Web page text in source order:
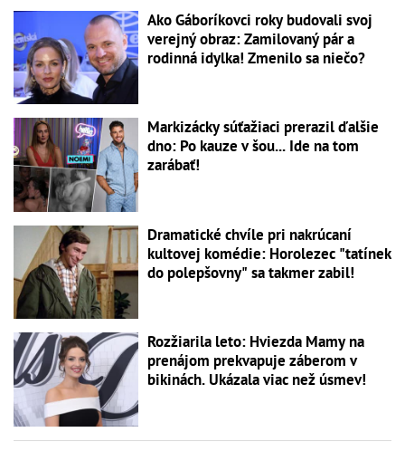
Ako Gáboríkovci roky budovali svoj
verejný obraz: Zamilovaný pár a
rodinná idylka! Zmenilo sa niečo?
Markizácky súťažiaci prerazil ďalšie
dno: Po kauze v šou... Ide na tom
zarábať!
Dramatické chvíle pri nakrúcaní
kultovej komédie: Horolezec "tatínek
do polepšovny" sa takmer zabil!
Rozžiarila leto: Hviezda Mamy na
prenájom prekvapuje záberom v
bikinách. Ukázala viac než úsmev!